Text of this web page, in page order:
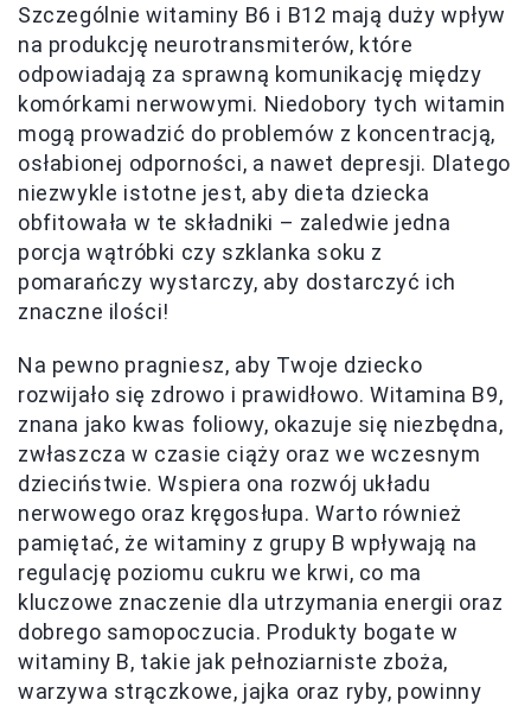
Szczególnie witaminy B6 i B12 mają duży wpływ
na produkcję neurotransmiterów, które
odpowiadają za sprawną komunikację między
komórkami nerwowymi. Niedobory tych witamin
mogą prowadzić do problemów z koncentracją,
osłabionej odporności, a nawet depresji. Dlatego
niezwykle istotne jest, aby dieta dziecka
obfitowała w te składniki – zaledwie jedna
porcja wątróbki czy szklanka soku z
pomarańczy wystarczy, aby dostarczyć ich
znaczne ilości!
Na pewno pragniesz, aby Twoje dziecko
rozwijało się zdrowo i prawidłowo. Witamina B9,
znana jako kwas foliowy, okazuje się niezbędna,
zwłaszcza w czasie ciąży oraz we wczesnym
dzieciństwie. Wspiera ona rozwój układu
nerwowego oraz kręgosłupa. Warto również
pamiętać, że witaminy z grupy B wpływają na
regulację poziomu cukru we krwi, co ma
kluczowe znaczenie dla utrzymania energii oraz
dobrego samopoczucia. Produkty bogate w
witaminy B, takie jak pełnoziarniste zboża,
warzywa strączkowe, jajka oraz ryby, powinny